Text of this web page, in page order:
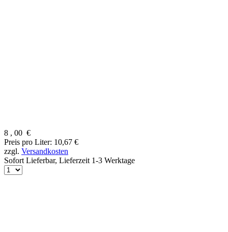
8 , 00 €
Preis pro Liter: 10,67 €
zzgl. Versandkosten
Sofort Lieferbar, Lieferzeit 1-3 Werktage